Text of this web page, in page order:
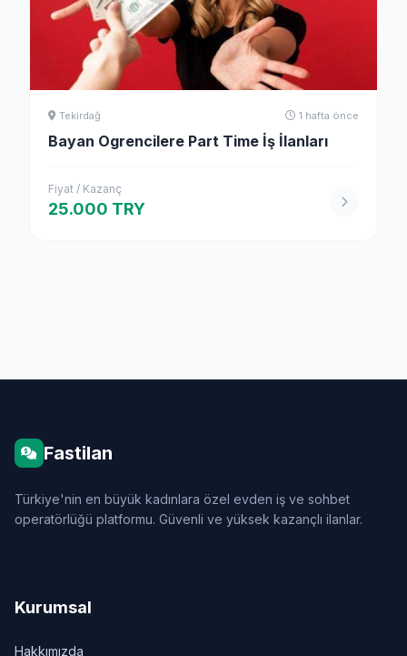
Tekirdağ 1 hafta önce
Bayan Ogrencilere Part Time İş İlanları
Fiyat / Kazanç
25.000 TRY
Fastilan
Türkiye'nin en büyük kadınlara özel evden iş ve sohbet
operatörlüğü platformu. Güvenli ve yüksek kazançlı ilanlar.
Kurumsal
Hakkımızda